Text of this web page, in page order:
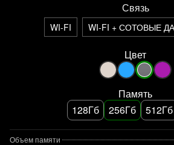
Связь
WI-FI WI-FI + СОТОВЫЕ
Цвет
Память
128Гб
256Гб 512Гб
Объем памяти